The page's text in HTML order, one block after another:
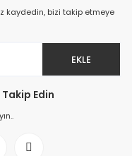
kaydedin, bizi takip etmeye
EKLE
Edin